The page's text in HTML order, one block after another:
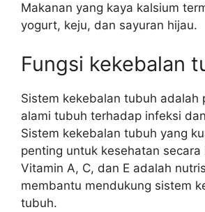
Makanan yang kaya kalsium
yogurt, keju, dan sayuran hijau.
Fungsi kekebalan
Sistem kekebalan tubuh adalah
alami tubuh terhadap infeksi
Sistem kekebalan tubuh yang
penting untuk kesehatan secara
Vitamin A, C, dan E adalah
membantu mendukung sistem
tubuh.